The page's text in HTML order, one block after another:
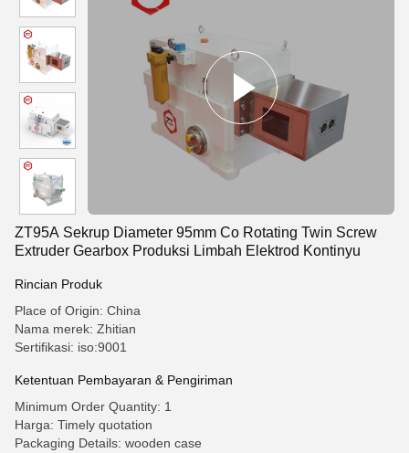
ZT95A Sekrup Diameter 95mm Co Rotating Twin Screw
Extruder Gearbox Produksi Limbah Elektrod Kontinyu
Rincian Produk
Place of Origin: China
Nama merek: Zhitian
Sertifikasi: iso:9001
Ketentuan Pembayaran & Pengiriman
Minimum Order Quantity: 1
Harga: Timely quotation
Packaging Details: wooden case